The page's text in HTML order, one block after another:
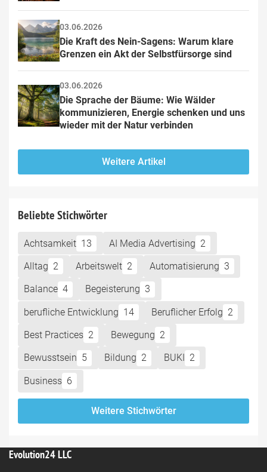
03.06.2026
Die Kraft des Nein-Sagens: Warum klare
Grenzen ein Akt der Selbstfürsorge sind
03.06.2026
Die Sprache der Bäume: Wie Wälder
kommunizieren, Energie schenken und uns
wieder mit der Natur verbinden
Weitere Artikel
Beliebte Stichwörter
Achtsamkeit 13 AI Media Advertising 2
Alltag 2 Arbeitswelt 2 Automatisierung 3
Balance 4 Begeisterung 3
berufliche Entwicklung 14 Beruflicher Erfolg 2
Best Practices 2 Bewegung 2
Bewusstsein 5 Bildung 2 BUKI 2
Business 6
Weitere Stichwörter
Evolution24 LLC